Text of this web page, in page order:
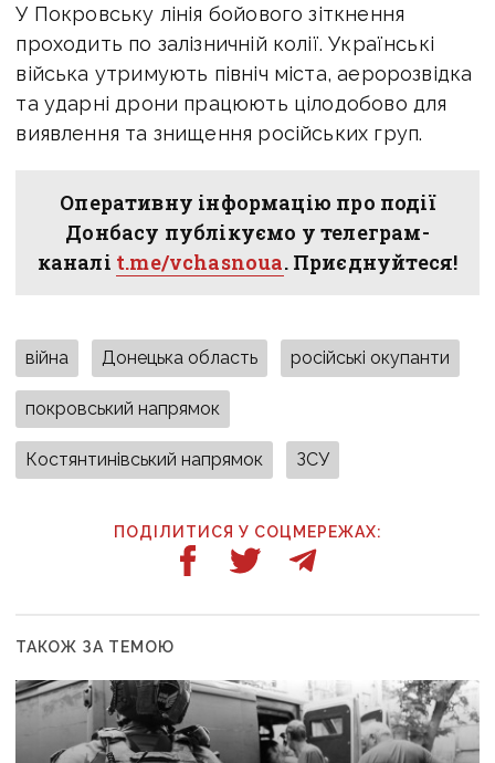
У Покровську лінія бойового зіткнення
проходить по залізничній колії. Українські
війська утримують північ міста, аеророзвідка
та ударні дрони працюють цілодобово для
виявлення та знищення російських груп.
Оперативну інформацію про події
Донбасу публікуємо у телеграм-
каналі t.me/vchasnoua. Приєднуйтеся!
війна Донецька область російські окупанти
покровський напрямок
Костянтинівський напрямок ЗСУ
ПОДІЛИТИСЯ У СОЦМЕРЕЖАХ:
ТАКОЖ ЗА ТЕМОЮ